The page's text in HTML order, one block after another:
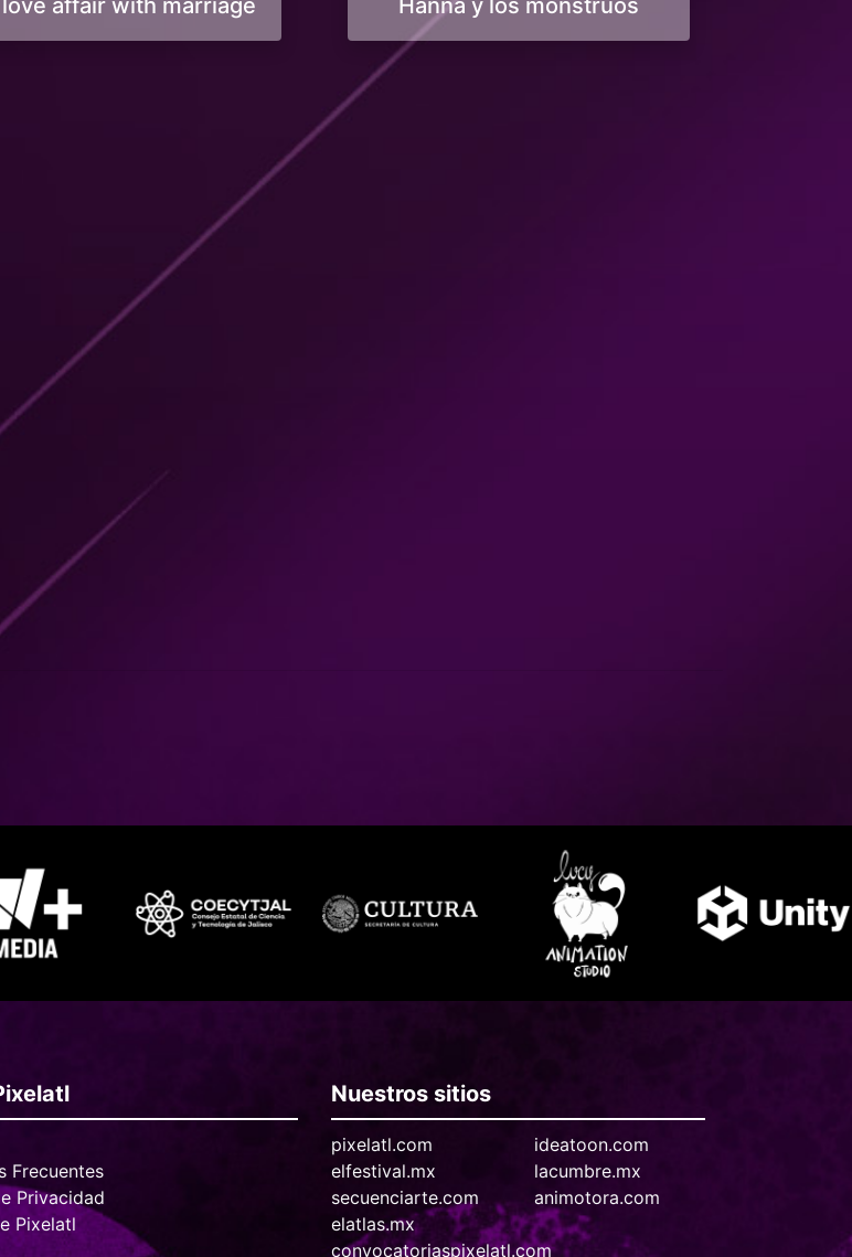
affair with marriage Hanna y los monstruos
Frecuentes
Privacidad
Pixelatl
Nuestros sitios
pixelatl.com
elfestival.mx
secuenciarte.com
elatlas.mx
convocatoriaspixelatl.com
ideatoon.com
lacumbre.mx
animotora.com